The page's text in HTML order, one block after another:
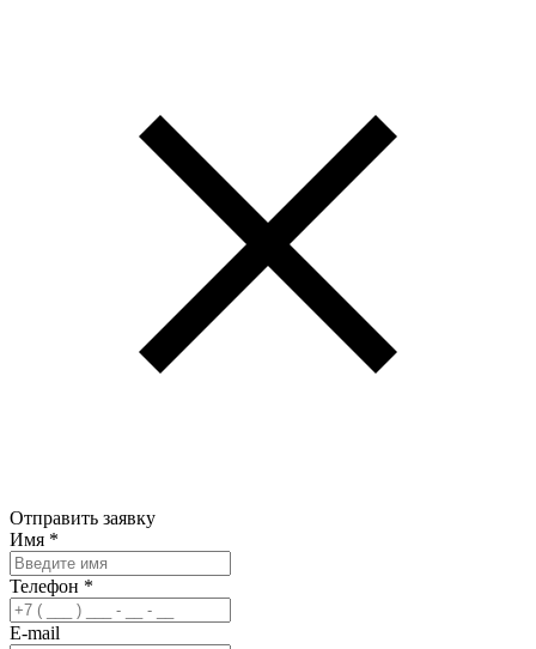
Отправить заявку
Имя *
Телефон *
E-mail